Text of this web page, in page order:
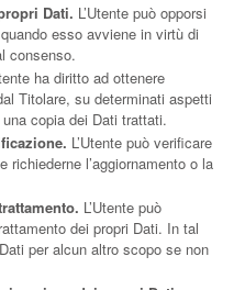
Dati. L’Utente può opporsi
esso avviene in virtù di
consenso.
ha diritto ad ottenere
Titolare, su determinati aspetti
copia dei Dati trattati.
L’Utente può verificare
richiederne l’aggiornamento o la
L’Utente può
dei propri Dati. In tal
per alcun altro scopo se non